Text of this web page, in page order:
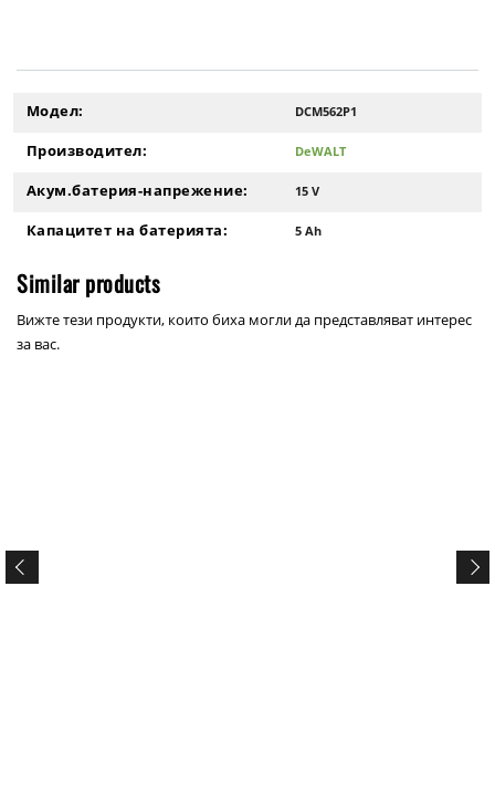
Модел: DCM562P1
Производител: DeWALT
Акум.батерия-напрежение: 15 V
Капацитет на батерията: 5 Ah
Similar products
Вижте тези продукти, които биха могли да представляват интерес
за вас.